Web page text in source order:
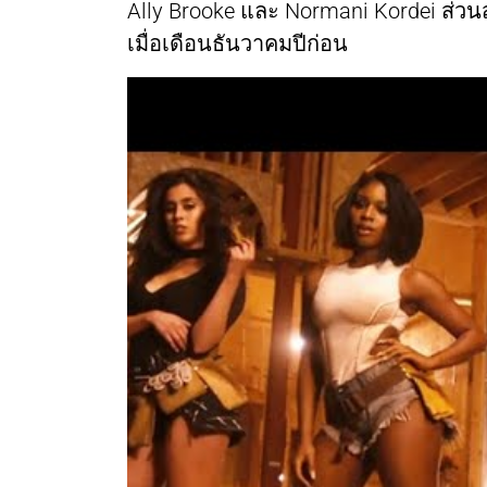
Ally Brooke และ Normani Kordei ส่ว
เมื่อเดือนธันวาคมปีก่อน